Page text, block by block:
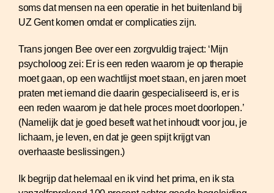
soms dat mensen na een operatie in het buitenland bij
UZ Gent komen omdat er complicaties zijn.
Trans jongen Bee over een zorgvuldig traject: ‘Mijn
psycholoog zei: Er is een reden waarom je op therapie
moet gaan, op een wachtlijst moet staan, en jaren moet
praten met iemand die daarin gespecialiseerd is, er is
een reden waarom je dat hele proces moet doorlopen.’
(Namelijk dat je goed beseft wat het inhoudt voor jou, je
lichaam, je leven, en dat je geen spijt krijgt van
overhaaste beslissingen.)
Ik begrijp dat helemaal en ik vind het prima, en ik sta